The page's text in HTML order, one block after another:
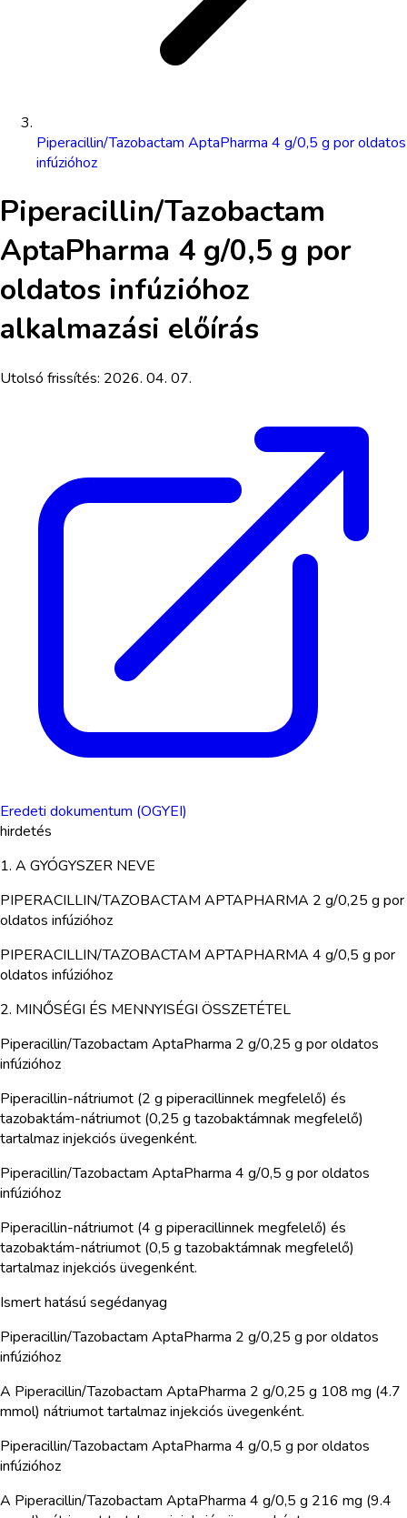
Piperacillin/Tazobactam AptaPharma 4 g/0,5 g por oldatos
infúzióhoz
Piperacillin/Tazobactam
AptaPharma 4 g/0,5 g por
oldatos infúzióhoz
alkalmazási előírás
Utolsó frissítés: 2026. 04. 07.
Eredeti dokumentum (OGYEI)
hirdetés
1. A GYÓGYSZER NEVE
PIPERACILLIN/TAZOBACTAM APTAPHARMA 2 g/0,25 g por
oldatos infúzióhoz
PIPERACILLIN/TAZOBACTAM APTAPHARMA 4 g/0,5 g por
oldatos infúzióhoz
2. MINŐSÉGI ÉS MENNYISÉGI ÖSSZETÉTEL
Piperacillin/Tazobactam AptaPharma 2 g/0,25 g por oldatos
infúzióhoz
Piperacillin-nátriumot (2 g piperacillinnek megfelelő) és
tazobaktám-nátriumot (0,25 g tazobaktámnak megfelelő)
tartalmaz injekciós üvegenként.
Piperacillin/Tazobactam AptaPharma 4 g/0,5 g por oldatos
infúzióhoz
Piperacillin-nátriumot (4 g piperacillinnek megfelelő) és
tazobaktám-nátriumot (0,5 g tazobaktámnak megfelelő)
tartalmaz injekciós üvegenként.
Ismert hatású segédanyag
Piperacillin/Tazobactam AptaPharma 2 g/0,25 g por oldatos
infúzióhoz
A Piperacillin/Tazobactam AptaPharma 2 g/0,25 g 108 mg (4.7
mmol) nátriumot tartalmaz injekciós üvegenként.
Piperacillin/Tazobactam AptaPharma 4 g/0,5 g por oldatos
infúzióhoz
A Piperacillin/Tazobactam AptaPharma 4 g/0,5 g 216 mg (9.4